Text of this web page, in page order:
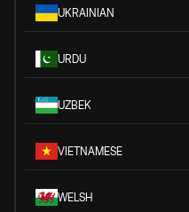
UKRAINIAN
URDU
UZBEK
VIETNAMESE
WELSH